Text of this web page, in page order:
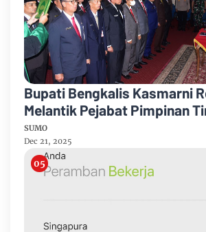
Bupati Bengkalis Kasmarni
Melantik Pejabat Pimpinan
Pratama
SUMO
Dec 21, 2025